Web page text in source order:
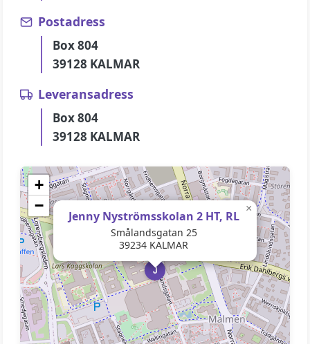
Postadress
Box 804
39128 KALMAR
Leveransadress
Box 804
39128 KALMAR
J
Jenny Nyströmsskolan 2 HT, RL
Smålandsgatan 25
39234 KALMAR
×
+
−